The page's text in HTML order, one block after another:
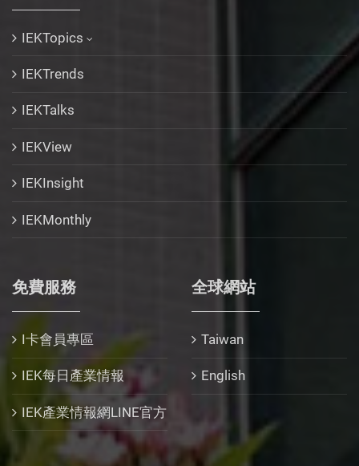
IEKTopics
IEKTrends
IEKTalks
IEKView
IEKInsight
IEKMonthly
免費服務
I卡會員專區
IEK每日產業情報
IEK產業情報網LINE官方
全球網站
Taiwan
English